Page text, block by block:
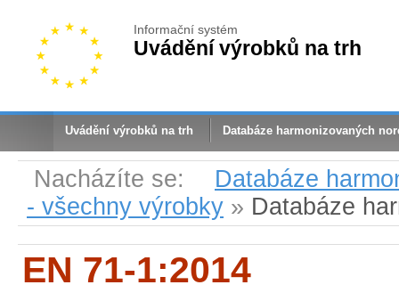
Informační systém
Uvádění výrobků na trh
Uvádění výrobků na trh Databáze harmonizovaných
Nacházíte se:
Databáze
- všechny výrobky » Databáze
EN 71-1:2014